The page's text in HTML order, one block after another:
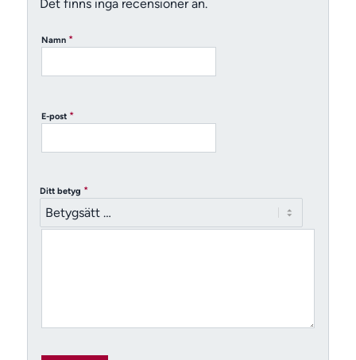
Det finns inga recensioner än.
Namn *
E-post *
Ditt betyg *